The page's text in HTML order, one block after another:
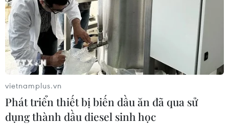
#Nước thải sinh hoạt
#Ô nhiễm môi trường
#Xử lý nước thải
Bà Rịa - Vũng Tàu
Tp. Hồ Chí Minh
Theo dõi VietnamPlus
vietnamplus.vn
Phát triển thiết bị biến dầu ăn đã qua sử
dụng thành dầu diesel sinh học